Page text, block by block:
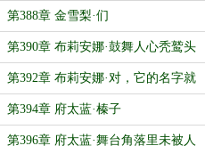
第388章 金雪梨·们
第390章 布莉安娜·鼓舞人心秃鹫头
第392章 布莉安娜·对，它的名字就
叫？？？
第394章 府太蓝·榛子
第396章 府太蓝·舞台角落里未被人